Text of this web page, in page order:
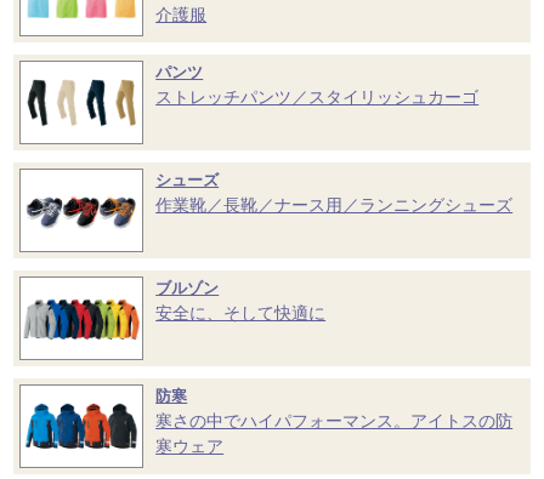
介護服
パンツ
ストレッチパンツ／スタイリッシュカーゴ
シューズ
作業靴／長靴／ナース用／ランニングシューズ
ブルゾン
安全に、そして快適に
防寒
寒さの中でハイパフォーマンス。アイトスの防
寒ウェア